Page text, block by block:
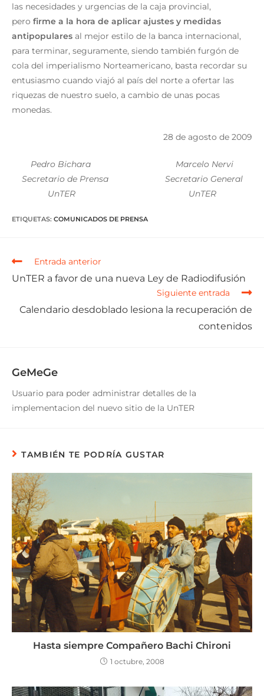
las necesidades y urgencias de la caja provincial,
pero firme a la hora de aplicar ajustes y medidas
antipopulares al mejor estilo de la banca internacional,
para terminar, seguramente, siendo también furgón de
cola del imperialismo Norteamericano, basta recordar su
entusiasmo cuando viajó al país del norte a ofertar las
riquezas de nuestro suelo, a cambio de unas pocas
monedas.
28 de agosto de 2009
Pedro Bichara Marcelo Nervi
Secretario de Prensa Secretario General
UnTER UnTER
ETIQUETAS: COMUNICADOS DE PRENSA
Entrada anterior
UnTER a favor de una nueva Ley de Radiodifusión
Siguiente entrada
Calendario desdoblado lesiona la recuperación de
contenidos
GeMeGe
Usuario para poder administrar detalles de la
implementacion del nuevo sitio de la UnTER
TAMBIÉN TE PODRÍA GUSTAR
Hasta siempre Compañero Bachi Chironi
1 octubre, 2008